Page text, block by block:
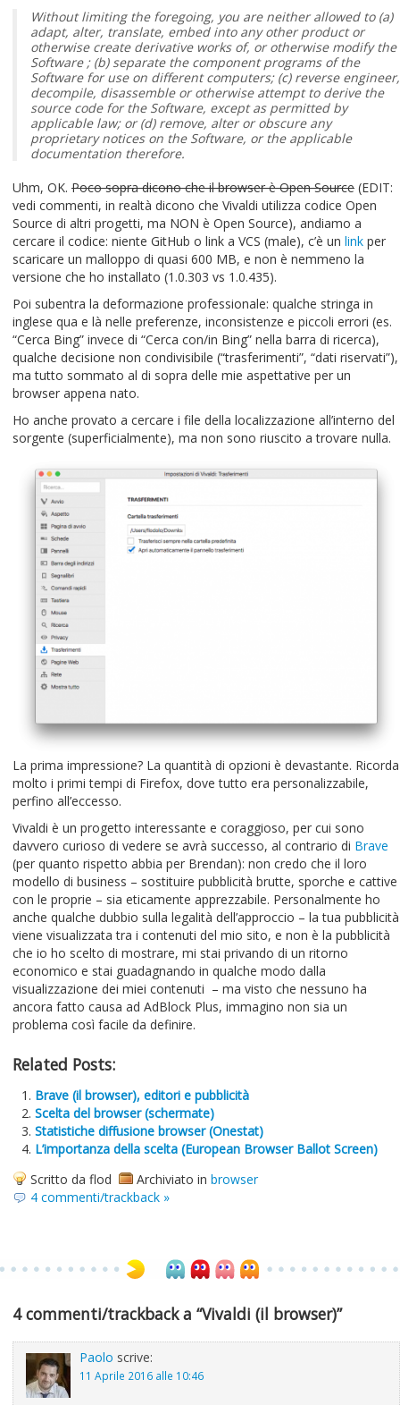
Without limiting the foregoing, you are neither allowed to (a)
adapt, alter, translate, embed into any other product or
otherwise create derivative works of, or otherwise modify the
Software ; (b) separate the component programs of the
Software for use on different computers; (c) reverse engineer,
decompile, disassemble or otherwise attempt to derive the
source code for the Software, except as permitted by
applicable law; or (d) remove, alter or obscure any
proprietary notices on the Software, or the applicable
documentation therefore.
Uhm, OK. Poco sopra dicono che il browser è Open Source (EDIT:
vedi commenti, in realtà dicono che Vivaldi utilizza codice Open
Source di altri progetti, ma NON è Open Source), andiamo a
cercare il codice: niente GitHub o link a VCS (male), c’è un link per
scaricare un malloppo di quasi 600 MB, e non è nemmeno la
versione che ho installato (1.0.303 vs 1.0.435).
Poi subentra la deformazione professionale: qualche stringa in
inglese qua e là nelle preferenze, inconsistenze e piccoli errori (es.
“Cerca Bing” invece di “Cerca con/in Bing” nella barra di ricerca),
qualche decisione non condivisibile (“trasferimenti”, “dati riservati”),
ma tutto sommato al di sopra delle mie aspettative per un
browser appena nato.
Ho anche provato a cercare i file della localizzazione all’interno del
sorgente (superficialmente), ma non sono riuscito a trovare nulla.
La prima impressione? La quantità di opzioni è devastante. Ricorda
molto i primi tempi di Firefox, dove tutto era personalizzabile,
perfino all’eccesso.
Vivaldi è un progetto interessante e coraggioso, per cui sono
davvero curioso di vedere se avrà successo, al contrario di Brave
(per quanto rispetto abbia per Brendan): non credo che il loro
modello di business – sostituire pubblicità brutte, sporche e cattive
con le proprie – sia eticamente apprezzabile. Personalmente ho
anche qualche dubbio sulla legalità dell’approccio – la tua pubblicità
viene visualizzata tra i contenuti del mio sito, e non è la pubblicità
che io ho scelto di mostrare, mi stai privando di un ritorno
economico e stai guadagnando in qualche modo dalla
visualizzazione dei miei contenuti – ma visto che nessuno ha
ancora fatto causa ad AdBlock Plus, immagino non sia un
problema così facile da definire.
Related Posts:
Brave (il browser), editori e pubblicità
Scelta del browser (schermate)
Statistiche diffusione browser (Onestat)
L’importanza della scelta (European Browser Ballot Screen)
Scritto da flod
Archiviato in browser
4 commenti/trackback »
4 commenti/trackback a “Vivaldi (il browser)”
Paolo scrive:
11 Aprile 2016 alle 10:46